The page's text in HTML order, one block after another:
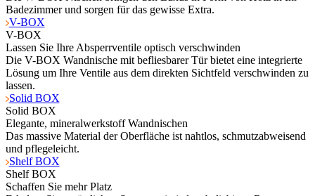
Badezimmer und sorgen für das gewisse Extra.
V-BOX
V-BOX
Lassen Sie Ihre Absperrventile optisch verschwinden
Die V-BOX Wandnische mit befliesbarer Tür bietet eine integrierte
Lösung um Ihre Ventile aus dem direkten Sichtfeld verschwinden zu
lassen.
Solid BOX
Solid BOX
Elegante, mineralwerkstoff Wandnischen
Das massive Material der Oberfläche ist nahtlos, schmutzabweisend
und pflegeleicht.
Shelf BOX
Shelf BOX
Schaffen Sie mehr Platz